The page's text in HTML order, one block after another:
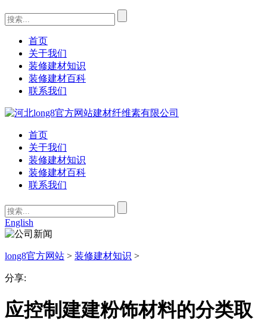
首页
关于我们
装修建材知识
装修建材百科
联系我们
首页
关于我们
装修建材知识
装修建材百科
联系我们
English
long8官方网站 > 装修建材知识 >
分享:
应控制建建粉饰材料的分类取